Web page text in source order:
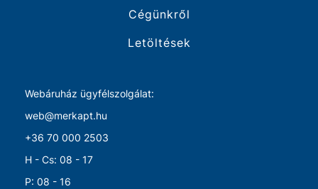
Cégünkről
Letöltések
Webáruház ügyfélszolgálat:
web@merkapt.hu
+36 70 000 2503
H - Cs: 08 - 17
P: 08 - 16